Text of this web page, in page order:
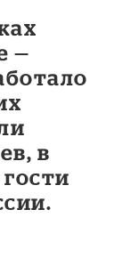
—
в